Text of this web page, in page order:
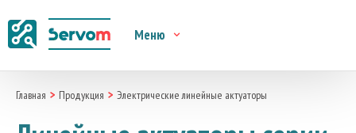
Меню
Главная Продукция Электрические линейные актуаторы